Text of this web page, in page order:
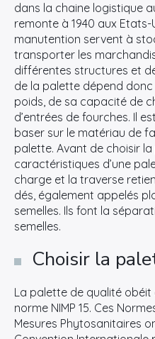
dans la chaine logistique
remonte à 1940 aux
manutention servent à
transporter les
différentes structures et
de la palette dépend
poids, de sa capacité de
d’entrées de fourches. Il
baser sur le matériau de
palette. Avant de choisir
caractéristiques d’une
charge et la traverse
dés, également appelés
semelles. Ils font la
semelles.
Choisir la
La palette de qualité obéit
norme NIMP 15. Ces
Mesures Phytosanitaires